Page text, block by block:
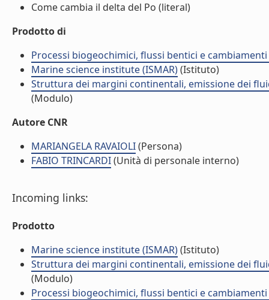
Come cambia il delta del Po (literal)
Prodotto di
Processi biogeochimici, flussi bentici e cambiamenti
Marine science institute (ISMAR)(Istituto)
Struttura dei margini continentali, emissione dei
(Modulo)
Autore CNR
MARIANGELA RAVAIOLI(Persona)
FABIO TRINCARDI(Unità di personale interno)
Incoming links:
Prodotto
Marine science institute (ISMAR)(Istituto)
Struttura dei margini continentali, emissione dei
(Modulo)
Processi biogeochimici, flussi bentici e cambiamenti